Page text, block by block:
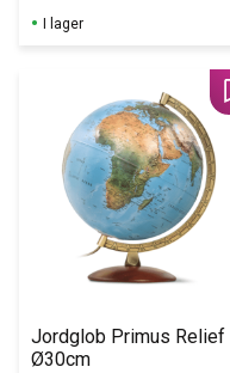
I lager
Jordglob Primus Relief
Ø30cm